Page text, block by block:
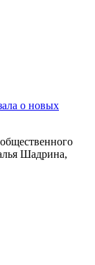
о новых
Шадрина,